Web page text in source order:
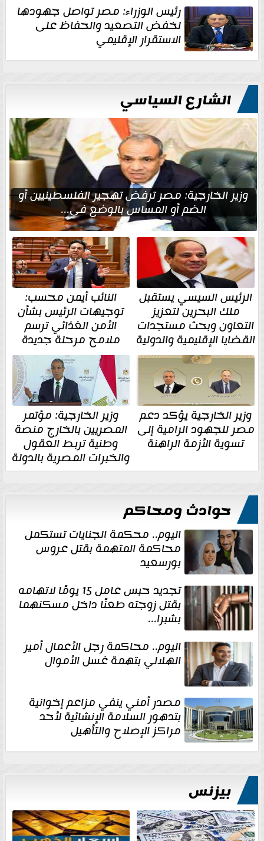
رئيس الوزراء: مصر تواصل جهودها
لخفض التصعيد والحفاظ على
الاستقرار الإقليمي
الشارع السياسي
وزير الخارجية: مصر ترفض تهجير الفلسطينيين أو
الضم أو المساس بالوضع في...
الرئيس السيسي يستقبل
ملك البحرين لتعزيز
التعاون وبحث مستجدات
القضايا الإقليمية والدولية
النائب أيمن محسب:
توجيهات الرئيس بشأن
الأمن الغذائي ترسم
ملامح مرحلة جديدة
وزير الخارجية يؤكد دعم
مصر للجهود الرامية إلى
تسوية الأزمة الراهنة
وزير الخارجية: مؤتمر
المصريين بالخارج منصة
وطنية تربط العقول
والخبرات المصرية بالدولة
حوادث ومحاكم
اليوم.. محكمة الجنايات تستكمل
محاكمة المتهمة بقتل عروس
بورسعيد
تجديد حبس عامل 15 يومًا لاتهامه
بقتل زوجته طعنًا داخل مسكنهما
بشبرا...
اليوم.. محاكمة رجل الأعمال أمير
الهلالي بتهمة غسل الأموال
مصدر أمني ينفي مزاعم إخوانية
بتدهور السلامة الإنشائية لأحد
مراكز الإصلاح والتأهيل
بيزنس